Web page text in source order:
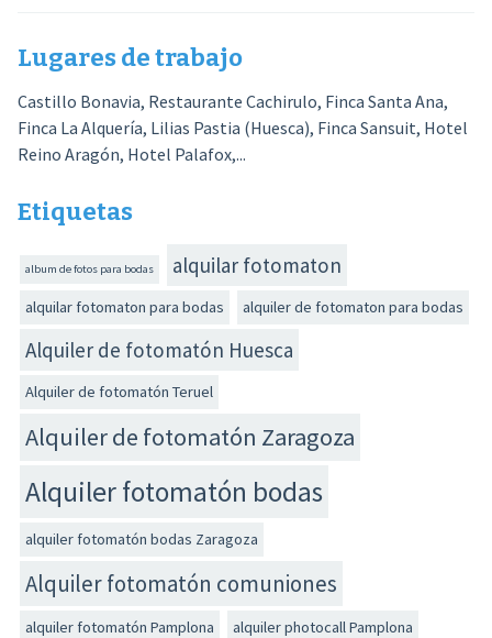
Lugares de trabajo
Castillo Bonavia, Restaurante Cachirulo, Finca Santa Ana,
Finca La Alquería, Lilias Pastia (Huesca), Finca Sansuit, Hotel
Reino Aragón, Hotel Palafox,...
Etiquetas
album de fotos para bodas alquilar fotomaton
alquilar fotomaton para bodas alquiler de fotomaton para bodas
Alquiler de fotomatón Huesca
Alquiler de fotomatón Teruel
Alquiler de fotomatón Zaragoza
Alquiler fotomatón bodas
alquiler fotomatón bodas Zaragoza
Alquiler fotomatón comuniones
alquiler fotomatón Pamplona alquiler photocall Pamplona